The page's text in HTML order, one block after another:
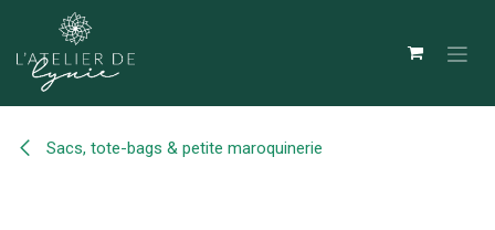
Se rendre au contenu
Sacs, tote-bags & petite maroquinerie